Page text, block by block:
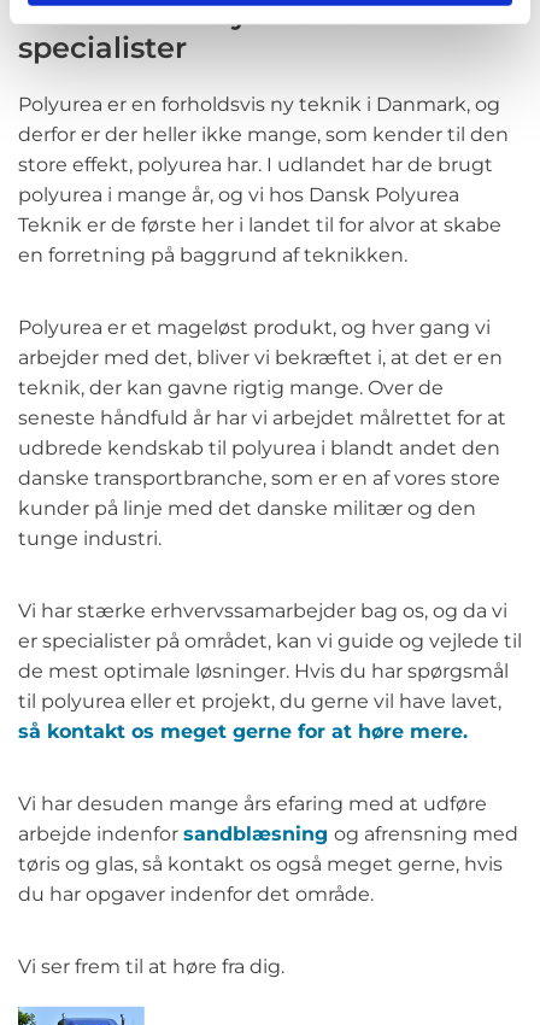
Hos Dansk Polyurea Teknik er vi
specialister
Polyurea er en forholdsvis ny teknik i Danmark, og
derfor er der heller ikke mange, som kender til den
store effekt, polyurea har. I udlandet har de brugt
polyurea i mange år, og vi hos Dansk Polyurea
Teknik er de første her i landet til for alvor at skabe
en forretning på baggrund af teknikken.
Polyurea er et mageløst produkt, og hver gang vi
arbejder med det, bliver vi bekræftet i, at det er en
teknik, der kan gavne rigtig mange. Over de
seneste håndfuld år har vi arbejdet målrettet for at
udbrede kendskab til polyurea i blandt andet den
danske transportbranche, som er en af vores store
kunder på linje med det danske militær og den
tunge industri.
Vi har stærke erhvervssamarbejder bag os, og da vi
er specialister på området, kan vi guide og vejlede til
de mest optimale løsninger. Hvis du har spørgsmål
til polyurea eller et projekt, du gerne vil have lavet,
så kontakt os meget gerne for at høre mere.
Vi har desuden mange års efaring med at udføre
arbejde indenfor sandblæsning og afrensning med
tøris og glas, så kontakt os også meget gerne, hvis
du har opgaver indenfor det område.
Vi ser frem til at høre fra dig.